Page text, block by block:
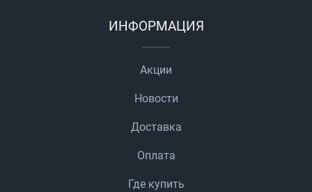
ИНФОРМАЦИЯ
Акции
Новости
Доставка
Оплата
Где купить